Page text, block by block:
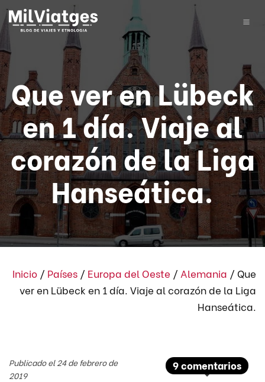
Que ver en Lübeck
en 1 día. Viaje al
corazón de la Liga
Hanseática.
Inicio / Países / Europa del Oeste / Alemania / Que
ver en Lübeck en 1 día. Viaje al corazón de la Liga
Hanseática.
9 comentarios
Publicado el 24 de febrero de
2019